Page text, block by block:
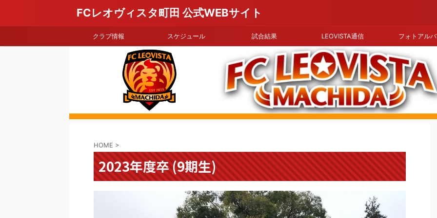
FCレオヴィスタ町田 公式WEBサイト
クラブ情報 スケジュール 試合結果 LEOVISTA通信 フォトアル
HOME >
2023年度卒 (9期生)